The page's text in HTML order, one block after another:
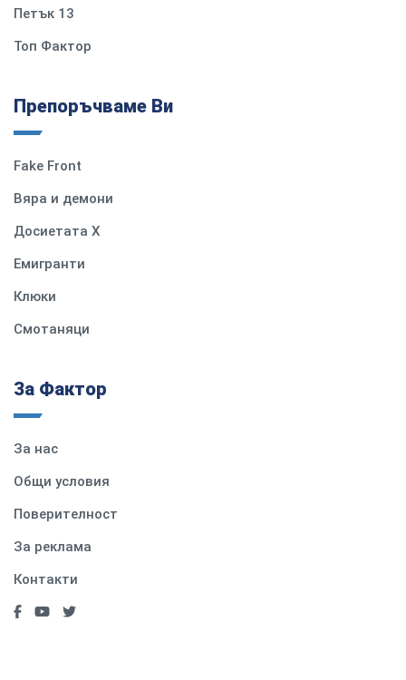
Петък 13
Топ Фактор
Препоръчваме Ви
Fake Front
Вяра и демони
Досиетата Х
Емигранти
Клюки
Смотаняци
За Фактор
За нас
Общи условия
Поверителност
За реклама
Контакти